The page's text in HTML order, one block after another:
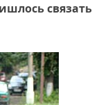
связать